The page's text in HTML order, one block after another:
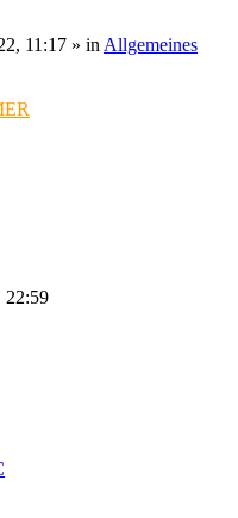
11:17 » in Allgemeines
22:59